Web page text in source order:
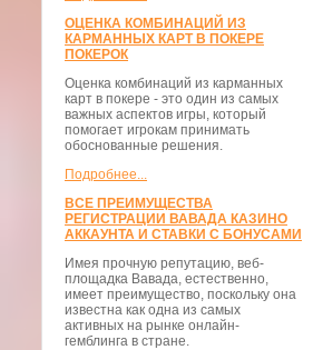
ОЦЕНКА КОМБИНАЦИЙ ИЗ
КАРМАННЫХ КАРТ В ПОКЕРЕ
ПОКЕРОК
Оценка комбинаций из карманных
карт в покере - это один из самых
важных аспектов игры, который
помогает игрокам принимать
обоснованные решения.
Подробнее...
ВСЕ ПРЕИМУЩЕСТВА
РЕГИСТРАЦИИ ВАВАДА КАЗИНО
АККАУНТА И СТАВКИ С БОНУСАМИ
Имея прочную репутацию, веб-
площадка Вавада, естественно,
имеет преимущество, поскольку она
известна как одна из самых
активных на рынке онлайн-
гемблинга в стране.